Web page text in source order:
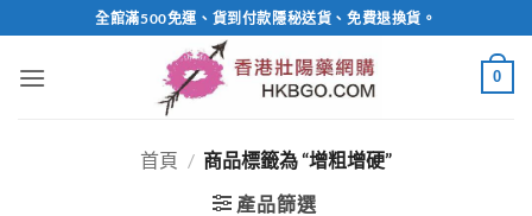
to
content
全館滿500免運、貨到付款隱秘送貨、免費退換貨。
0
首頁 / 商品標籤為 “增粗增硬”
產品篩選